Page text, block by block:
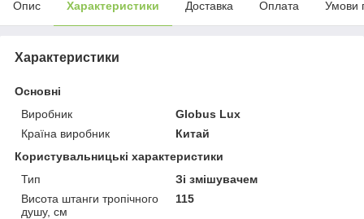
Опис Характеристики Доставка Оплата Умови
Характеристики
Основні
Виробник
Globus Lux
Країна виробник
Китай
Користувальницькі характеристики
Тип
Зі змішувачем
Висота штанги тропічного
душу, см
115